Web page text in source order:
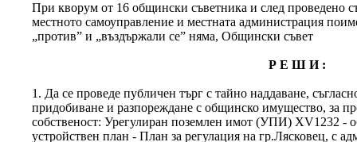
При кворум от 16 общински съветника и след проведено
местното самоуправление и местната администрация
„против” и „въздържали се” няма, Общински съвет
Р Е Ш И :
1. Да се проведе публичен търг с тайно наддаване,
придобиване и разпореждане с общинско имущество, за
собственост: Урегулиран поземлен имот (УПИ) ХV1232 -
устройствен план - План за регулация на гр.Лясковец, с